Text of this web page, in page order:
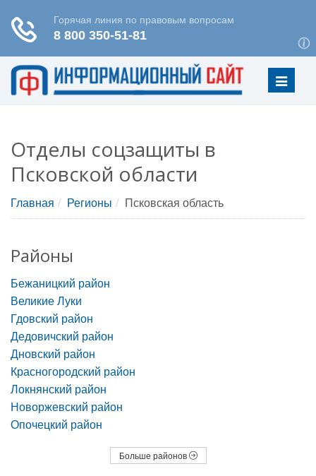
Меню
Отделы соцзащиты в
Псковской области
Главная Регионы Псковская область
Районы
Бежаницкий район
Великие Луки
Гдовский район
Дедовичский район
Дновский район
Красногородский район
Локнянский район
Новоржевский район
Опочецкий район
Больше районов